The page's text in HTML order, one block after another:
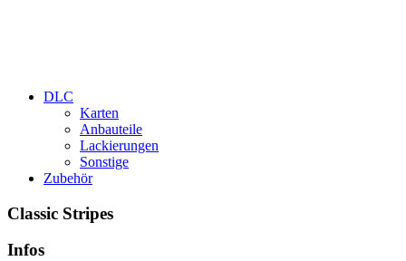
DLC
Karten
Anbauteile
Lackierungen
Sonstige
Zubehör
Classic Stripes
Infos